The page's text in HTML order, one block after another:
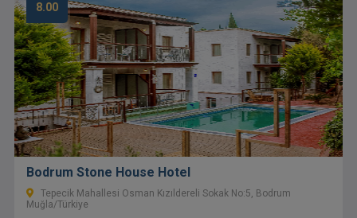
8.00
Bodrum Stone House Hotel
Tepecik Mahallesi Osman Kızıldereli Sokak No:5, Bodrum
Muğla/Türkiye